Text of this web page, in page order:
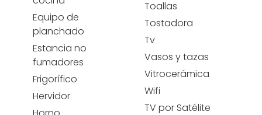
Equipo de
planchado
Estancia no
fumadores
Frigorífico
Hervidor
Toallas
Tostadora
Tv
Vasos y tazas
Vitrocerámica
Wifi
TV por Satélite